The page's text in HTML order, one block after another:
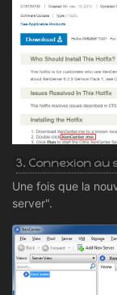
3. Connexion au
Une fois que la
server".